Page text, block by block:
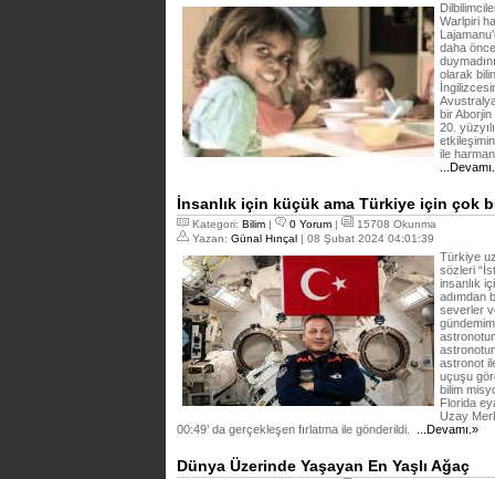
Warlpiri
daha
olarak
bir Aborjin
20.
ile
İnsanlık için küçük ama Türkiye için çok
Kategori: Bilim | 0 Yorum |
15708 Okunma
Yazan: Günal Hınçal | 08 Şubat 2024 04:01:39
Türkiye
sözleri
insanlık
adımdan
severler
astronot
uçuşu
bilim
Florida
Uzay
00:49’ da gerçekleşen fırlatma ile gönderildi.
...Devamı.»
Dünya Üzerinde Yaşayan En Yaşlı Ağaç